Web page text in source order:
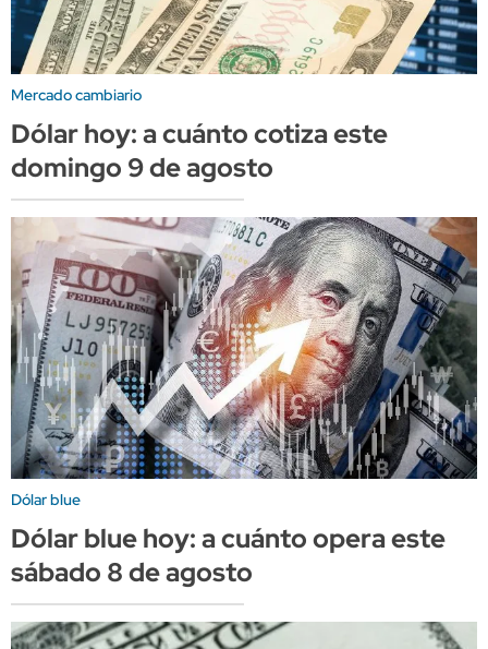
Mercado cambiario
Dólar hoy: a cuánto cotiza este
domingo 9 de agosto
Dólar blue
Dólar blue hoy: a cuánto opera este
sábado 8 de agosto